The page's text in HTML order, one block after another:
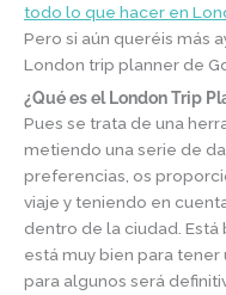
todo lo que hacer en
Pero si aún queréis más
London trip planner de
¿Qué es el London Trip
Pues se trata de una
metiendo una serie de
preferencias, os
viaje y teniendo en
dentro de la ciudad.
está muy bien para
para algunos será